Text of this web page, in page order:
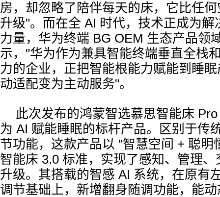
房，却忽略了陪伴每天的床，它比任
升级"。而在全 AI 时代，技术正成为解
力量，华为终端 BG OEM 生态产品领
示，"华为作为兼具智能终端垂直全栈
力的企业，正把智能根能力赋能到睡
动适配变为主动服务"。
此次发布的鸿蒙智选慕思智能床
为 AI 赋能睡眠的标杆产品。区别于传
节功能，这款产品以 "智慧空间 + 聪明
智能床 3.0 标准，实现了感知、管理
升级。其搭载的智感 AI 系统，在原有
调节基础上，新增翻身随调功能，能